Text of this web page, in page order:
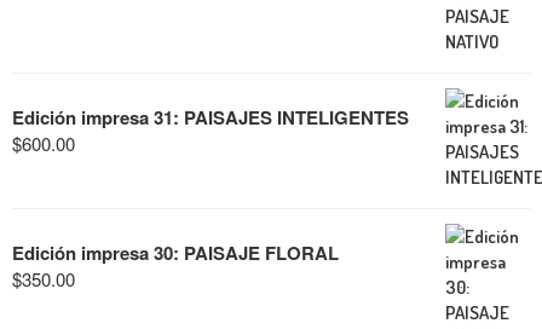
Edición impresa 31: PAISAJES INTELIGENTES
$600.00
Edición impresa 30: PAISAJE FLORAL
$350.00